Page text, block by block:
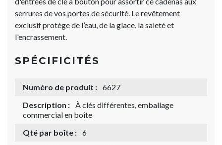
serrures de vos portes de sécurité. Le revêtement
exclusif protège de l’eau, de la glace, la saleté et
l'encrassement.
SPÉCIFICITÉS
Numéro de produit : 6627
Description : À clés différentes, emballage
commercial en boîte
Qté par boîte : 6